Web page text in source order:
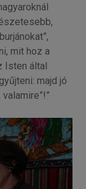
mit hoz a
Isten által
majd jó